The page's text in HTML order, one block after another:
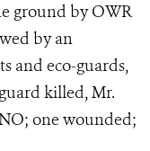
ground by OWR
by an
and eco-guards,
killed, Mr.
one wounded;